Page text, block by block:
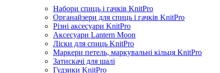
Набори спиць і гачків KnitPro
Органайзери для спиць і гачків KnitPro
Різні аксесуари KnitPro
Аксесуари Lantern Moon
Ліски для спиць KnitPro
Маркери петель, маркувальні кільця KnitPro
Затискачі для шалі
Гудзики KnitPro